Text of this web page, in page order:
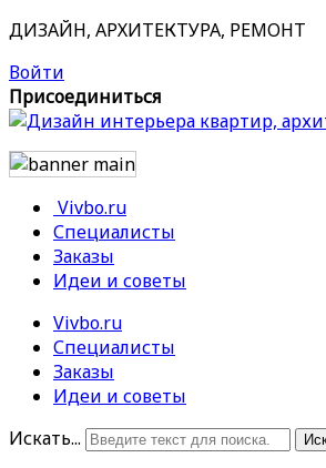
ДИЗАЙН, АРХИТЕКТУРА, РЕМОНТ
Войти
Присоединиться
Vivbo.ru
Специалисты
Заказы
Идеи и советы
Vivbo.ru
Специалисты
Заказы
Идеи и советы
Искать...